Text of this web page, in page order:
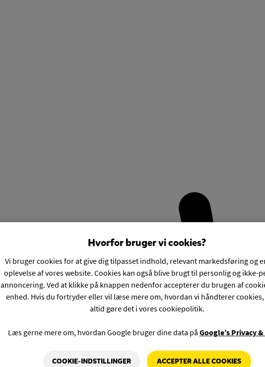
Hvorfor bruger vi cookies?
Vi bruger cookies for at give dig tilpasset indhold, relevant markedsføring og
oplevelse af vores website. Cookies kan også blive brugt til personlig og ikke-
annoncering. Ved at klikke på knappen nedenfor accepterer du brugen af
enhed. Hvis du fortryder eller vil læse mere om, hvordan vi håndterer
altid gøre det i vores cookiepolitik.
Læs gerne mere om, hvordan Google bruger dine data på Google’s Privacy
COOKIE-INDSTILLINGER ACCEPTER ALLE COOKIES